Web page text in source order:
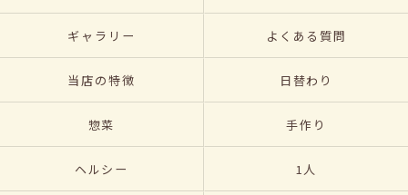
ギャラリー よくある質問
当店の特徴 日替わり
惣菜 手作り
ヘルシー 1人